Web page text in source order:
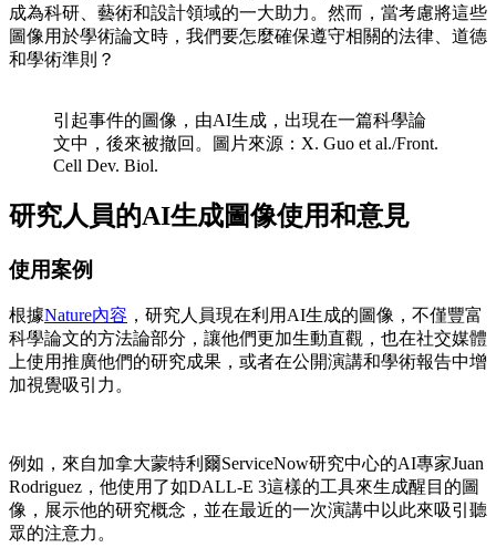
成為科研、藝術和設計領域的一大助力。然而，當考慮將這些
圖像用於學術論文時，我們要怎麼確保遵守相關的法律、道德
和學術準則？
引起事件的圖像，由AI生成，出現在一篇科學論
文中，後來被撤回。圖片來源：X. Guo et al./Front.
Cell Dev. Biol.
研究人員的AI生成圖像使用和意見
使用案例
根據Nature內容 ，研究人員現在利用AI生成的圖像，不僅豐富
科學論文的方法論部分，讓他們更加生動直觀，也在社交媒體
上使用推廣他們的研究成果，或者在公開演講和學術報告中增
加視覺吸引力。
例如，來自加拿大蒙特利爾ServiceNow研究中心的AI專家Juan
Rodriguez，他使用了如DALL-E 3這樣的工具來生成醒目的圖
像，展示他的研究概念，並在最近的一次演講中以此來吸引聽
眾的注意力。